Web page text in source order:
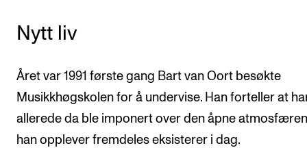
Nytt liv
Året var 1991 første gang Bart van Oort besøkte
Musikkhøgskolen for å undervise. Han forteller at
allerede da ble imponert over den åpne
han opplever fremdeles eksisterer i dag.